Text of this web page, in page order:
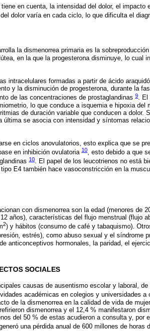
en cuenta, la intensidad del dolor, el impacto
dolor varía en cada ciclo, lo que dificulta el
la dismenorrea primaria es la
en la que la progesterona disminuye, lo cual
intracelulares formadas a partir de ácido
y la disminución de progesterona, durante la
de las concentraciones de prostaglandinas 9. El
lo que conduce a isquemia e hipoxia del
de duración variable que conducen a dolor.
última se asocia con intensidad y síntomas
en ciclos anovulatorios, esto explica que se
en inhibición ovulatoria 10, esto debido a que
10. El papel de los leucotrienos no está
E4 también hace vasoconstricción en la
con dismenorrea son la edad (menores de
años), características del flujo menstrual (flujo
2) y hábitos (consumo de café y tabaquismo).
estrés), como abuso sexual y el síndrome
anticonceptivos hormonales, la paridad, el
SOCIALES
causas de ausentismo escolar y laboral,
académicas en colegios y universidades a
de la dismenorrea en la calidad de vida de
dismenorrea y el 12,4 % manifestaron
del 50 % de estas acudieron a consulta y, por
una pérdida anual de 600 millones de horas